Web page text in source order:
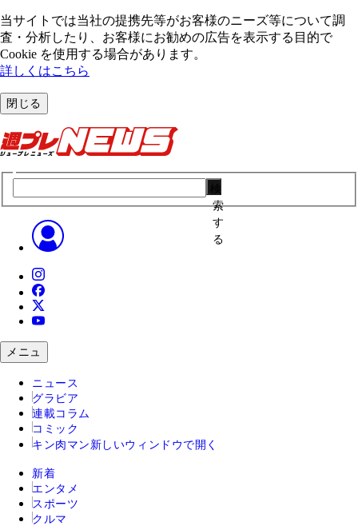
当サイトでは当社の提携先等がお客様のニーズ等について調
査・分析したり、お客様にお勧めの広告を表⽰する⽬的で
Cookie を使⽤する場合があります。
詳しくはこちら
閉じる
索
す
る
メニュ
ニュース
グラビア
連載コラム
コミック
キン肉マン 新しいウィンドウで開く
新着
エンタメ
スポーツ
クルマ